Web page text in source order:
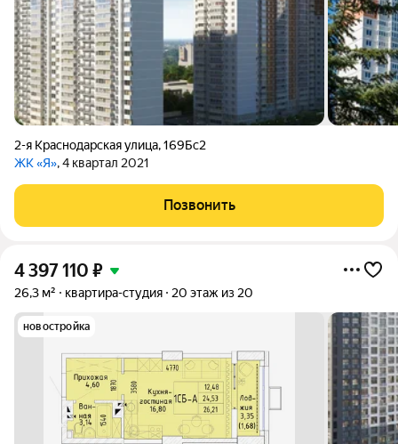
2-я Краснодарская улица,169Бс2
ЖК «Я», 4 квартал 2021
Позвонить
4 397 110 ₽
26,3 м² квартира-студия 20 этаж из 20
новостройка